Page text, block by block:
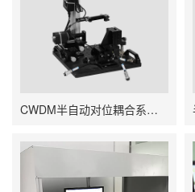
CWDM半自动对位耦合系统 电动精密耦合调整架